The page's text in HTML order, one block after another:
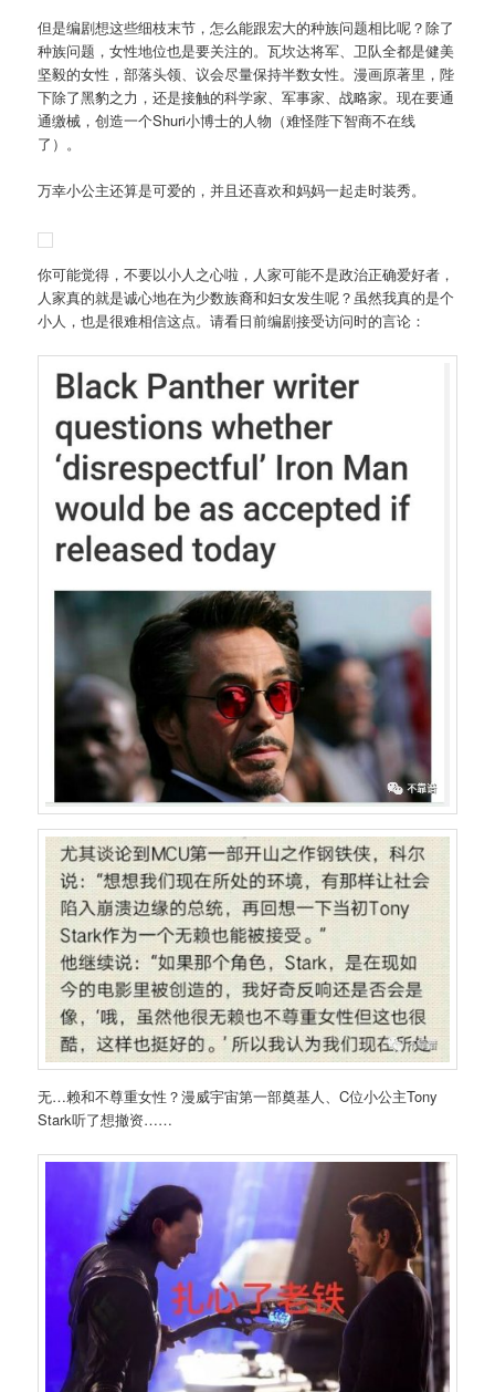
但是编剧想这些细枝末节，怎么能跟宏大的种族问题相比呢？除了
种族问题，女性地位也是要关注的。瓦坎达将军、卫队全都是健美
坚毅的女性，部落头领、议会尽量保持半数女性。漫画原著里，陛
下除了黑豹之力，还是接触的科学家、军事家、战略家。现在要通
通缴械，创造一个Shuri小博士的人物（难怪陛下智商不在线
了）。
万幸小公主还算是可爱的，并且还喜欢和妈妈一起走时装秀。
你可能觉得，不要以小人之心啦，人家可能不是政治正确爱好者，
人家真的就是诚心地在为少数族裔和妇女发生呢？虽然我真的是个
小人，也是很难相信这点。请看日前编剧接受访问时的言论：
无…赖和不尊重女性？漫威宇宙第一部奠基人、C位小公主Tony
Stark听了想撤资……